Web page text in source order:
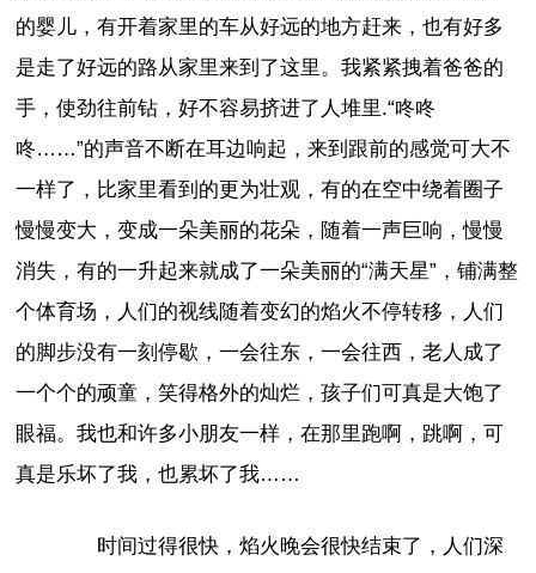
的婴儿，有开着家里的车从好远的地方赶来，也有好多
是走了好远的路从家里来到了这里。我紧紧拽着爸爸的
手，使劲往前钻，好不容易挤进了人堆里.“咚咚
咚……”的声音不断在耳边响起，来到跟前的感觉可大不
一样了，比家里看到的更为壮观，有的在空中绕着圈子
慢慢变大，变成一朵美丽的花朵，随着一声巨响，慢慢
消失，有的一升起来就成了一朵美丽的“满天星”，铺满整
个体育场，人们的视线随着变幻的焰火不停转移，人们
的脚步没有一刻停歇，一会往东，一会往西，老人成了
一个个的顽童，笑得格外的灿烂，孩子们可真是大饱了
眼福。我也和许多小朋友一样，在那里跑啊，跳啊，可
真是乐坏了我，也累坏了我……
时间过得很快，焰火晚会很快结束了，人们深